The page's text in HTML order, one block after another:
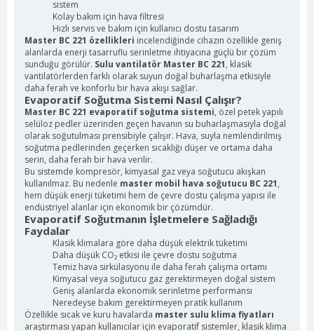
sistem
Kolay bakım için hava filtresi
Hızlı servis ve bakım için kullanıcı dostu tasarım
Master BC 221 özellikleri incelendiğinde cihazın özellikle geniş
alanlarda enerji tasarruflu serinletme ihtiyacına güçlü bir çözüm
sunduğu görülür. Sulu vantilatör Master BC 221, klasik
vantilatörlerden farklı olarak suyun doğal buharlaşma etkisiyle
daha ferah ve konforlu bir hava akışı sağlar.
Evaporatif Soğutma Sistemi Nasıl Çalışır?
Master BC 221 evaporatif soğutma sistemi, özel petek yapılı
selüloz pedler üzerinden geçen havanın su buharlaşmasıyla doğal
olarak soğutulması prensibiyle çalışır. Hava, suyla nemlendirilmiş
soğutma pedlerinden geçerken sıcaklığı düşer ve ortama daha
serin, daha ferah bir hava verilir.
Bu sistemde kompresör, kimyasal gaz veya soğutucu akışkan
kullanılmaz. Bu nedenle master mobil hava soğutucu BC 221,
hem düşük enerji tüketimi hem de çevre dostu çalışma yapısı ile
endüstriyel alanlar için ekonomik bir çözümdür.
Evaporatif Soğutmanın İşletmelere Sağladığı
Faydalar
Klasik klimalara göre daha düşük elektrik tüketimi
Daha düşük CO₂ etkisi ile çevre dostu soğutma
Temiz hava sirkülasyonu ile daha ferah çalışma ortamı
Kimyasal veya soğutucu gaz gerektirmeyen doğal sistem
Geniş alanlarda ekonomik serinletme performansı
Neredeyse bakım gerektirmeyen pratik kullanım
Özellikle sıcak ve kuru havalarda master sulu klima fiyatları
araştırması yapan kullanıcılar için evaporatif sistemler, klasik klima